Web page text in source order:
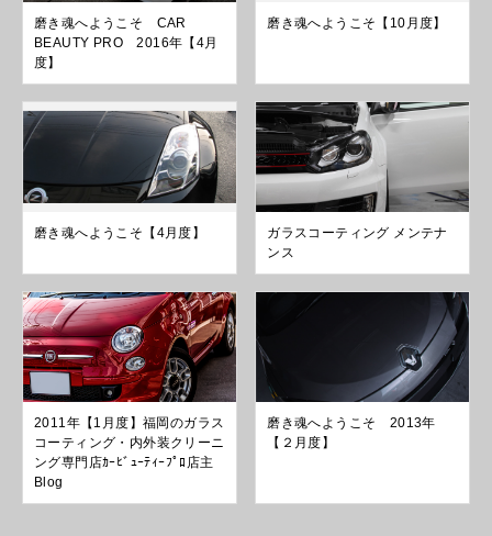
磨き魂へようこそ CAR
BEAUTY PRO 2016年【4月
度】
磨き魂へようこそ【10月度】
磨き魂へようこそ【4月度】
ガラスコーティング メンテナ
ンス
2011年【1月度】福岡のガラス
コーティング・内外装クリーニ
ング専門店ｶｰﾋﾞｭｰﾃｨｰﾌﾟﾛ店主
Blog
磨き魂へようこそ 2013年
【２月度】